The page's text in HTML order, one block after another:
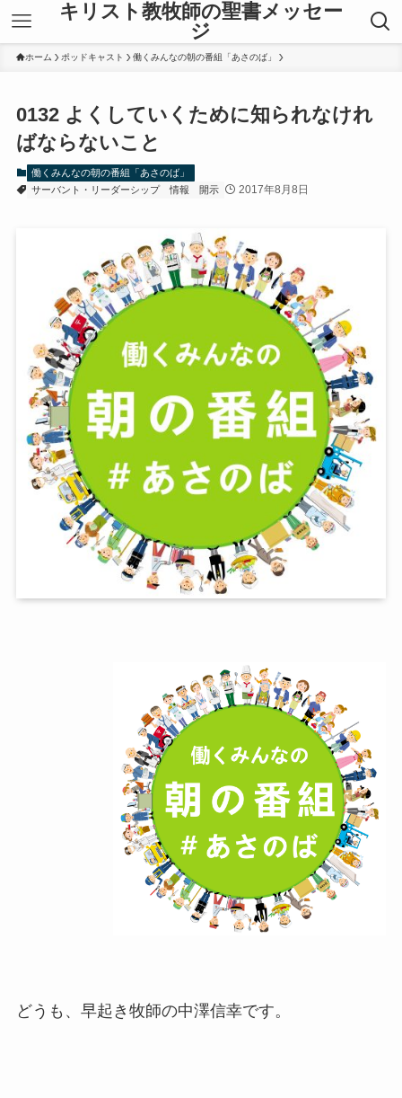
キリスト教牧師の聖書メッセー
ジ
ホーム ポッドキャスト 働くみんなの朝の番組「あさのば」
0132 よくしていくために知られなけれ
ばならないこと
働くみんなの朝の番組「あさのば」
サーバント・リーダーシップ
情報 開示 2017年8月8日
どうも、早起き牧師の中澤信幸です。